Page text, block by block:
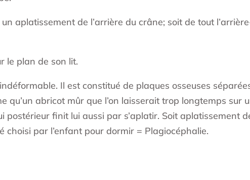
aplatissement de l’arrière du crâne; soit de tout
le plan de son lit.
Il est constitué de plaques osseuses
qu’un abricot mûr que l’on laisserait trop longtemps sur
finit lui aussi par s’aplatir. Soit aplatissement
par l’enfant pour dormir = Plagiocéphalie.